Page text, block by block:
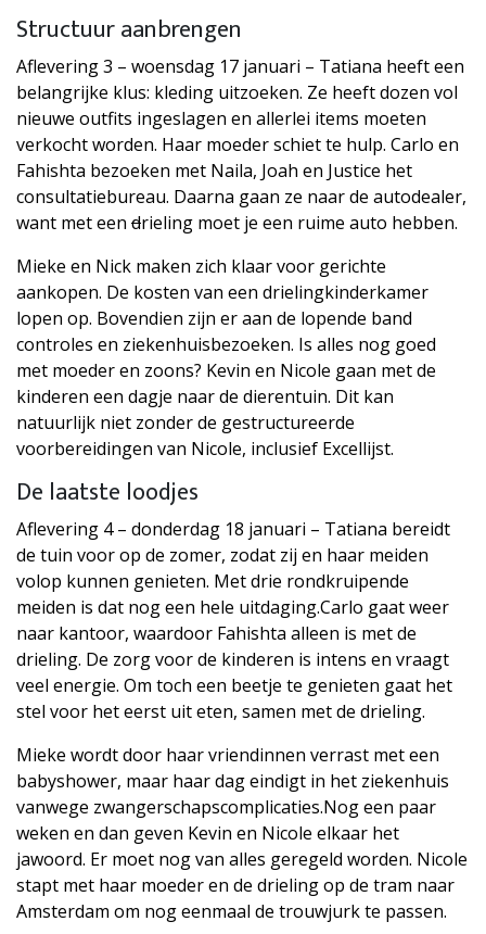
Structuur aanbrengen
Aflevering 3 – woensdag 17 januari – Tatiana heeft een
belangrijke klus: kleding uitzoeken. Ze heeft dozen vol
nieuwe outfits ingeslagen en allerlei items moeten
verkocht worden. Haar moeder schiet te hulp. Carlo en
Fahishta bezoeken met Naila, Joah en Justice het
consultatiebureau. Daarna gaan ze naar de autodealer,
want met een drieling moet je een ruime auto hebben.
Mieke en Nick maken zich klaar voor gerichte
aankopen. De kosten van een drielingkinderkamer
lopen op. Bovendien zijn er aan de lopende band
controles en ziekenhuisbezoeken. Is alles nog goed
met moeder en zoons? Kevin en Nicole gaan met de
kinderen een dagje naar de dierentuin. Dit kan
natuurlijk niet zonder de gestructureerde
voorbereidingen van Nicole, inclusief Excellijst.
De laatste loodjes
Aflevering 4 – donderdag 18 januari – Tatiana bereidt
de tuin voor op de zomer, zodat zij en haar meiden
volop kunnen genieten. Met drie rondkruipende
meiden is dat nog een hele uitdaging.Carlo gaat weer
naar kantoor, waardoor Fahishta alleen is met de
drieling. De zorg voor de kinderen is intens en vraagt
veel energie. Om toch een beetje te genieten gaat het
stel voor het eerst uit eten, samen met de drieling.
Mieke wordt door haar vriendinnen verrast met een
babyshower, maar haar dag eindigt in het ziekenhuis
vanwege zwangerschapscomplicaties.Nog een paar
weken en dan geven Kevin en Nicole elkaar het
jawoord. Er moet nog van alles geregeld worden. Nicole
stapt met haar moeder en de drieling op de tram naar
Amsterdam om nog eenmaal de trouwjurk te passen.